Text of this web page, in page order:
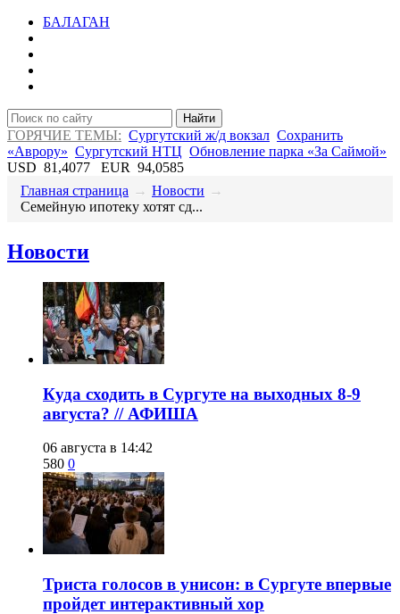
БАЛАГАН
Найти
ГОРЯЧИЕ ТЕМЫ: Сургутский ж/д вокзал Сохранить
«Аврору» Сургутский НТЦ Обновление парка «За Саймой»
USD 81,4077 EUR 94,0585
Главная страница → Новости →
​Семейную ипотеку хотят сд...
Новости
​Куда сходить в Сургуте на выходных 8-9
августа? // АФИША
06 августа в 14:42
580 0
​Триста голосов в унисон: в Сургуте впервые
пройдет интерактивный хор